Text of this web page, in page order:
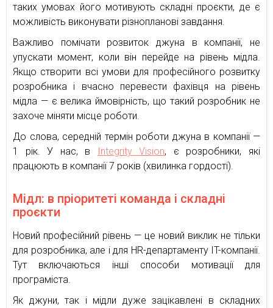
таких умовах його мотивують складні проєкти, де є
можливість виконувати різнопланові завдання.
Важливо помічати розвиток джуна в компанії, не
упускати момент, коли він перейде на рівень мідла.
Якщо створити всі умови для професійного розвитку
розробника і вчасно перевести фахівця на рівень
мідла — є велика ймовірність, що такий розробник не
захоче міняти місце роботи.
До слова, середній термін роботи джуна в компанії —
1 рік. У нас, в
Integrity Vision, є розробники, які
працюють в компанії 7 років (хвилинка гордості).
Мідл: в пріоритеті команда і складні
проєкти
Новий професійний рівень — це новий виклик не тільки
для розробника, але і для HR-департаменту IT-компанії.
Тут включаються інші способи мотивації для
програміста.
Як джуни, так і мідли дуже зацікавлені в складних